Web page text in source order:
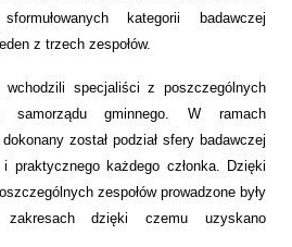
kategorii badawczej
z trzech zespołów.
specjaliści z poszczególnych
samorządu gminnego. W ramach
został podział sfery badawczej
i praktycznego każdego członka. Dzięki
zespołów prowadzone były
dzięki czemu uzyskano